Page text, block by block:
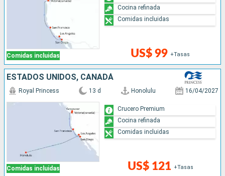
Comidas incluidas US$ 99 +Tasas
Cocina refinada
Comidas incluidas
ESTADOS UNIDOS, CANADÁ
Comidas incluidas
Royal Princess 13 d Honolulu 16/04/2027
US$ 121 +Tasas
Crucero Premium
Cocina refinada
Comidas incluidas